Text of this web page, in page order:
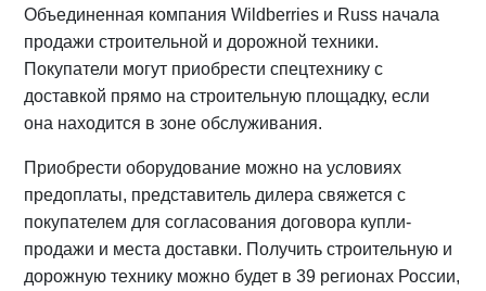
Объединенная компания Wildberries и Russ начала
продажи строительной и дорожной техники.
Покупатели могут приобрести спецтехнику с
доставкой прямо на строительную площадку, если
она находится в зоне обслуживания.
Приобрести оборудование можно на условиях
предоплаты, представитель дилера свяжется с
покупателем для согласования договора купли-
продажи и места доставки. Получить строительную и
дорожную технику можно будет в 39 регионах России,